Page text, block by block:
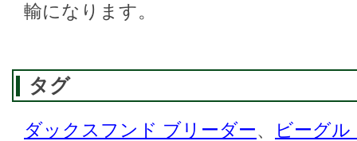
輸になります。
タグ
ダックスフンド ブリーダー、
ビーグ